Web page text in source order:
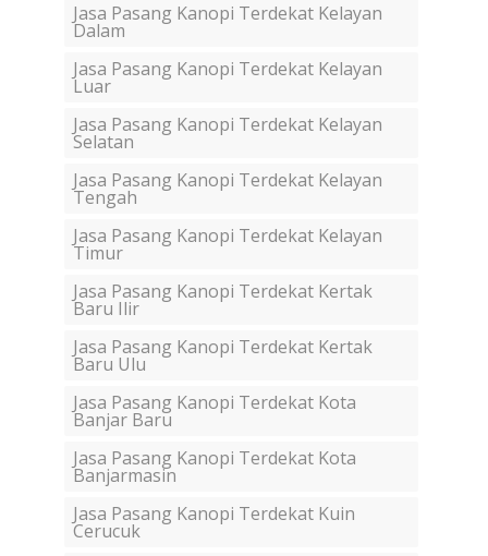
Jasa Pasang Kanopi Terdekat Kelayan
Dalam
Jasa Pasang Kanopi Terdekat Kelayan
Luar
Jasa Pasang Kanopi Terdekat Kelayan
Selatan
Jasa Pasang Kanopi Terdekat Kelayan
Tengah
Jasa Pasang Kanopi Terdekat Kelayan
Timur
Jasa Pasang Kanopi Terdekat Kertak
Baru Ilir
Jasa Pasang Kanopi Terdekat Kertak
Baru Ulu
Jasa Pasang Kanopi Terdekat Kota
Banjar Baru
Jasa Pasang Kanopi Terdekat Kota
Banjarmasin
Jasa Pasang Kanopi Terdekat Kuin
Cerucuk